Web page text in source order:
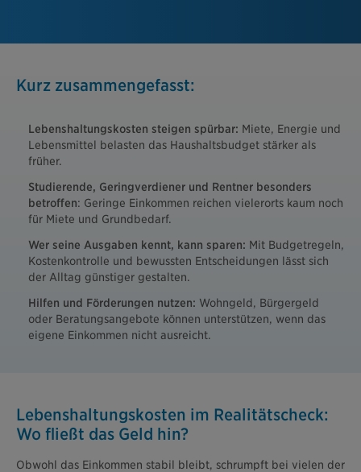
Kurz zusammengefasst:
Lebenshaltungskosten steigen spürbar: Miete, Energie und
Lebensmittel belasten das Haushaltsbudget stärker als
früher.
Studierende, Geringverdiener und Rentner besonders
betroffen: Geringe Einkommen reichen vielerorts kaum noch
für Miete und Grundbedarf.
Wer seine Ausgaben kennt, kann sparen: Mit Budgetregeln,
Kostenkontrolle und bewussten Entscheidungen lässt sich
der Alltag günstiger gestalten.
Hilfen und Förderungen nutzen: Wohngeld, Bürgergeld
oder Beratungsangebote können unterstützen, wenn das
eigene Einkommen nicht ausreicht.
Lebenshaltungskosten im Realitätscheck:
Wo fließt das Geld hin?
Obwohl das Einkommen stabil bleibt, schrumpft bei vielen der